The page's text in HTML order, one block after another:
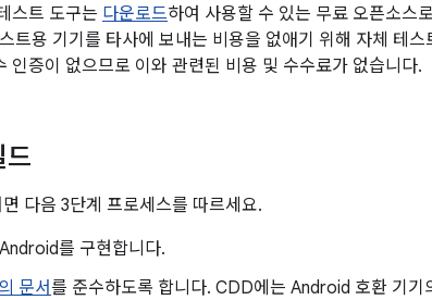
스트 도구는 다운로드하여 사용할 수 있는 무료 오픈소스
트용 기기를 타사에 보내는 비용을 없애기 위해 자체 테
인증이 없으므로 이와 관련된 비용 및 수수료가 없습니다.
다음 3단계 프로세스를 따르세요.
를 구현합니다.
문서를 준수하도록 합니다. CDD에는 Android 호환 기기